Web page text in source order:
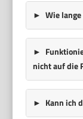
Wie
nicht auf die
Kann ich